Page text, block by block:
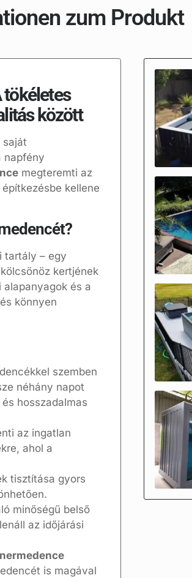
zum Produkt
tökéletes
között
saját
napfény
megteremti az
kellene
tartály – egy
kertjének
és a
könnyen
szemben
néhány napot
hosszadalmas
az ingatlan
ahol a
tisztítása gyors
minőségű belső
az időjárási
is magával